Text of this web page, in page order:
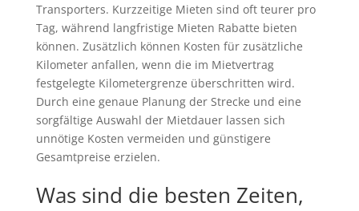
Transporters. Kurzzeitige Mieten sind oft teurer pro
Tag, während langfristige Mieten Rabatte bieten
können. Zusätzlich können Kosten für zusätzliche
Kilometer anfallen, wenn die im Mietvertrag
festgelegte Kilometergrenze überschritten wird.
Durch eine genaue Planung der Strecke und eine
sorgfältige Auswahl der Mietdauer lassen sich
unnötige Kosten vermeiden und günstigere
Gesamtpreise erzielen.
Was sind die besten Zeiten,